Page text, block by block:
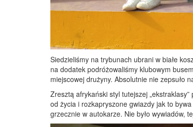
Siedzieliśmy na trybunach ubrani w białe
na dodatek podróżowaliśmy klubowym
miejscowej drużyny. Absolutnie nie zepsuło
Zresztą afrykański styl tutejszej
od życia i rozkapryszone gwiazdy jak to
grzecznie w autokarze. Nie było wywiadów,